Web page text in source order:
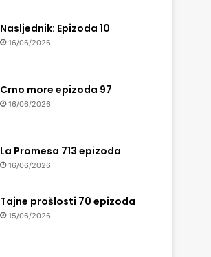
Nasljednik: Epizoda 10
16/06/2026
Crno more epizoda 97
16/06/2026
La Promesa 713 epizoda
16/06/2026
Tajne prošlosti 70 epizoda
15/06/2026